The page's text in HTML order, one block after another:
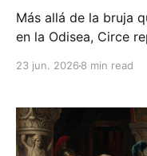
Más allá de la bruja
en la Odisea, Circe
23 jun. 2026 8 min read